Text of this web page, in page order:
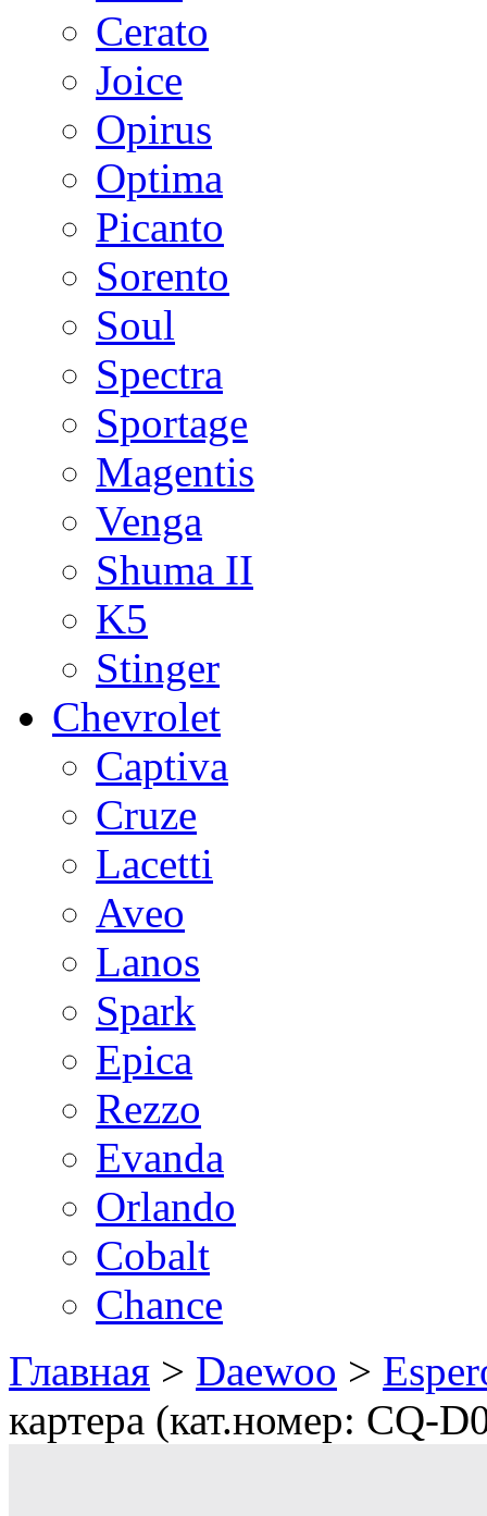
Cerato
Joice
Opirus
Optima
Picanto
Sorento
Soul
Spectra
Sportage
Magentis
Venga
Shuma II
K5
Stinger
Chevrolet
Captiva
Cruze
Lacetti
Aveo
Lanos
Spark
Epica
Rezzo
Evanda
Orlando
Cobalt
Chance
Главная > Daewoo >
картера (кат.номер: CQ-